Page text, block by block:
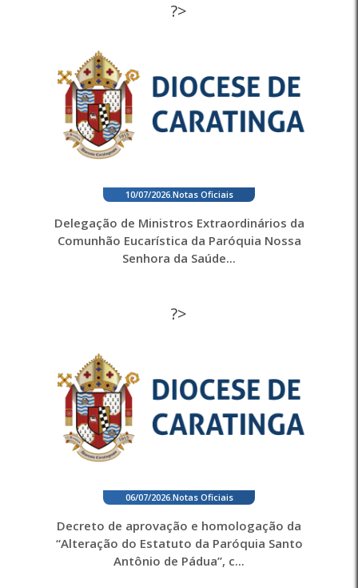
?>
10/07/2026. Notas Oficiais
Delegação de Ministros Extraordinários da
Comunhão Eucarística da Paróquia Nossa
Senhora da Saúde...
?>
06/07/2026. Notas Oficiais
Decreto de aprovação e homologação da
“Alteração do Estatuto da Paróquia Santo
Antônio de Pádua”, c...